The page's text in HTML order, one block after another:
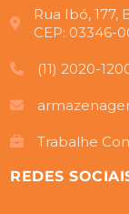
Rua Ibó, 177,
CEP: 03346-
(11) 2020-
Trabalhe
REDES